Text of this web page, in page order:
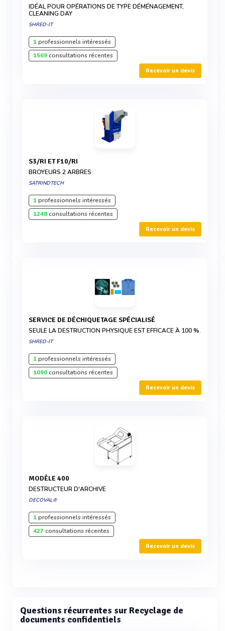
IDÉAL POUR OPÉRATIONS DE TYPE DÉMÉNAGEMENT,
CLEANING DAY
SHRED-IT
1professionnels intéressés
1569consultations récentes
Recevoir un devis
S3/RI ET F10/RI
BROYEURS 2 ARBRES
SATRINDTECH
1professionnels intéressés
1248consultations récentes
Recevoir un devis
SERVICE DE DÉCHIQUETAGE SPÉCIALISÉ
SEULE LA DESTRUCTION PHYSIQUE EST EFFICACE À 100 %.
SHRED-IT
1professionnels intéressés
1090consultations récentes
Recevoir un devis
MODÈLE 400
DESTRUCTEUR D'ARCHIVE
DECOVAL®
1professionnels intéressés
427consultations récentes
Recevoir un devis
Questions récurrentes sur Recyclage de
documents confidentiels